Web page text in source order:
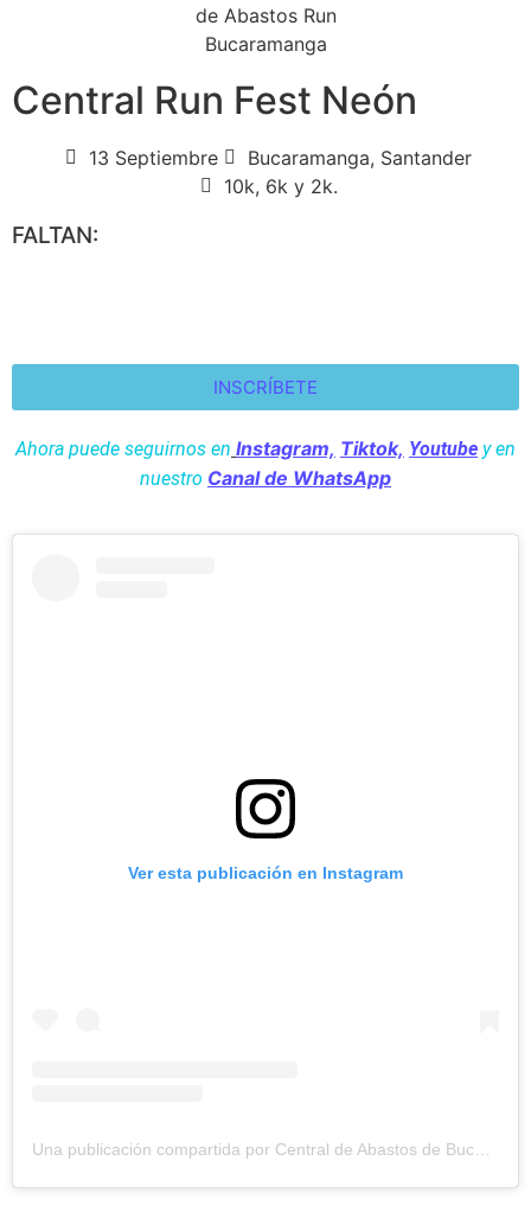
Central Run Fest Neón
13 Septiembre
Bucaramanga, Santander
10k, 6k y 2k.
FALTAN:
INSCRÍBETE
Ahora puede seguirnos en Instagram, Tiktok, Youtube y en
nuestro Canal de WhatsApp
Ver esta publicación en Instagram